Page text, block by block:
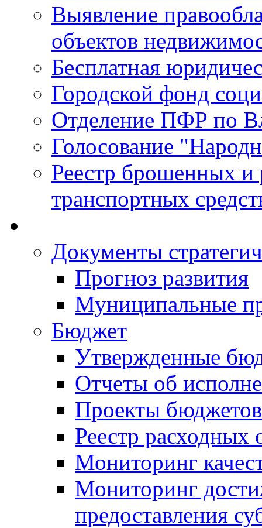
Выявление
объектов
Бесплатная
Городской фонд
Отделение ПФР по
Голосование
Реестр брошенных и
транспортных
Документы
Прогноз развития
Муниципальные
Бюджет
Утвержденные
Отчеты об
Проекты бюджетов
Реестр расходных
Мониторинг
Мониторинг
предоставления